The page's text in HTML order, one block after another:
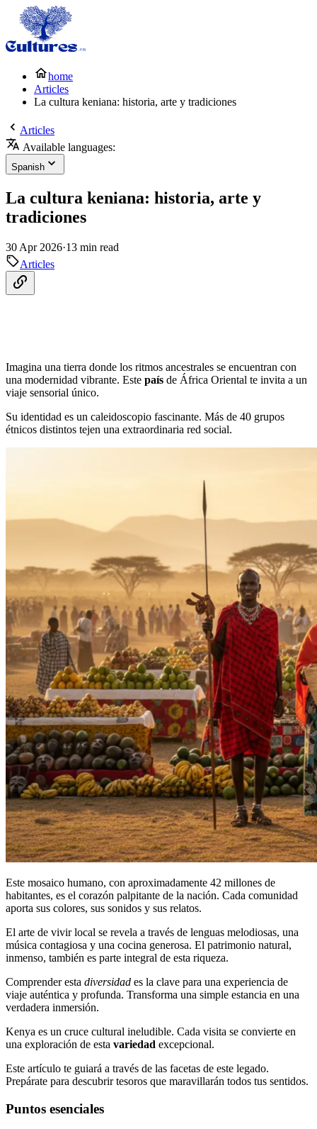
home
Articles
La cultura keniana: historia, arte y tradiciones
Articles
Available languages:
Spanish
La cultura keniana: historia, arte y
tradiciones
30 Apr 2026·13 min read
Articles
Imagina una tierra donde los ritmos ancestrales se encuentran con
una modernidad vibrante. Este país de África Oriental te invita a un
viaje sensorial único.
Su identidad es un caleidoscopio fascinante. Más de 40 grupos
étnicos distintos tejen una extraordinaria red social.
Este mosaico humano, con aproximadamente 42 millones de
habitantes, es el corazón palpitante de la nación. Cada comunidad
aporta sus colores, sus sonidos y sus relatos.
El arte de vivir local se revela a través de lenguas melodiosas, una
música contagiosa y una cocina generosa. El patrimonio natural,
inmenso, también es parte integral de esta riqueza.
Comprender esta diversidad es la clave para una experiencia de
viaje auténtica y profunda. Transforma una simple estancia en una
verdadera inmersión.
Kenya es un cruce cultural ineludible. Cada visita se convierte en
una exploración de esta variedad excepcional.
Este artículo te guiará a través de las facetas de este legado.
Prepárate para descubrir tesoros que maravillarán todos tus sentidos.
Puntos esenciales